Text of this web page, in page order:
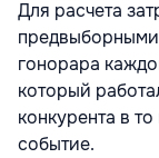
Для расчета
гонорара
который
конкурента в
событие.